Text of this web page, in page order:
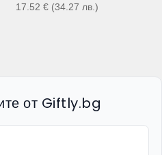
17.52 € (34.27 лв.)
от Giftly.bg